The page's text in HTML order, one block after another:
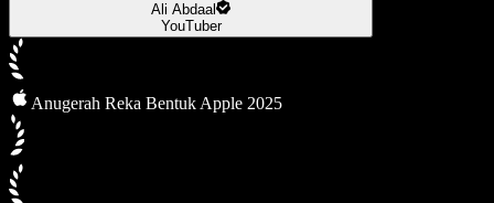
Ali Abdaal
YouTuber
Anugerah Reka Bentuk Apple 2025